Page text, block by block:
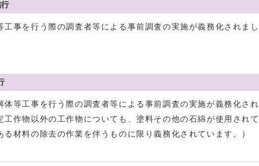
工事を行う際の調査者等による事前調査の実施が義務化されまし
体等工事を行う際の調査者等による事前調査の実施が義務化され
工作物以外の工作物についても、塗料その他の石綿が使用されて
る材料の除去の作業を伴うものに限り義務化されています。）